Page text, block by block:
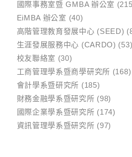
國際事務室暨 GMBA 辦公室
EiMBA 辦公室 (40)
高階管理教育發展中心 (SEED)
生涯發展服務中心 (CARDO) (53)
校友聯絡室 (30)
工商管理學系暨商學研究所 (168)
會計學系暨研究所 (185)
財務金融學系暨研究所 (98)
國際企業學系暨研究所 (174)
資訊管理學系暨研究所 (97)